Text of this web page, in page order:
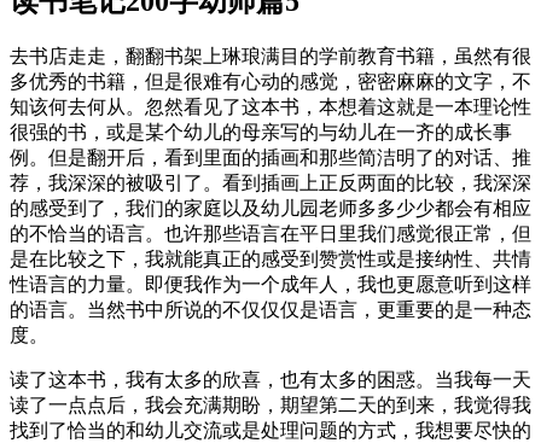
去书店走走，翻翻书架上琳琅满目的学前教育书籍，虽然有很
多优秀的书籍，但是很难有心动的感觉，密密麻麻的文字，不
知该何去何从。忽然看见了这本书，本想着这就是一本理论性
很强的书，或是某个幼儿的母亲写的与幼儿在一齐的成长事
例。但是翻开后，看到里面的插画和那些简洁明了的对话、推
荐，我深深的被吸引了。看到插画上正反两面的比较，我深深
的感受到了，我们的家庭以及幼儿园老师多多少少都会有相应
的不恰当的语言。也许那些语言在平日里我们感觉很正常，但
是在比较之下，我就能真正的感受到赞赏性或是接纳性、共情
性语言的力量。即便我作为一个成年人，我也更愿意听到这样
的语言。当然书中所说的不仅仅仅是语言，更重要的是一种态
度。
读了这本书，我有太多的欣喜，也有太多的困惑。当我每一天
读了一点点后，我会充满期盼，期望第二天的到来，我觉得我
找到了恰当的和幼儿交流或是处理问题的方式，我想要尽快的